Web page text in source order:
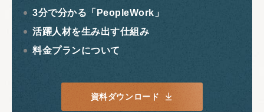
3分で分かる「PeopleWork」
活躍人材を生み出す仕組み
料金プランについて
資料ダウンロード